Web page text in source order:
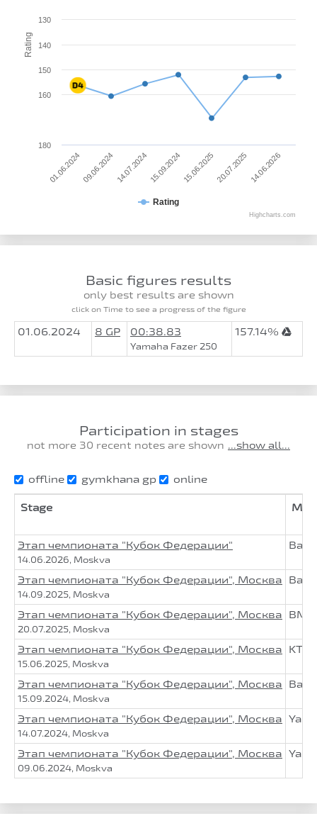
Rating
Rating
01.06.2024 09.06.2024 14.07.202415.09.202415.06.2025 20.07.2025 14.06.2026
130
140
150
160
180
Highcharts.com
Basic figures results
only best results are shown
click on Time to see a progress of the figure
01.06.2024 8 GP 00:38.83
Yamaha Fazer 250
157.14%
Participation in stages
not more 30 recent notes are shown ...show all...
offline gymkhana gp online
Stage
Этап чемпионата "Кубок Федерации"
14.06.2026, Moskva
Этап чемпионата "Кубок Федерации", Москва
14.09.2025, Moskva
Этап чемпионата "Кубок Федерации", Москва
20.07.2025, Moskva
Этап чемпионата "Кубок Федерации", Москва
15.06.2025, Moskva
Этап чемпионата "Кубок Федерации", Москва
15.09.2024, Moskva
Этап чемпионата "Кубок Федерации", Москва
14.07.2024, Moskva
Этап чемпионата "Кубок Федерации", Москва
09.06.2024, Moskva